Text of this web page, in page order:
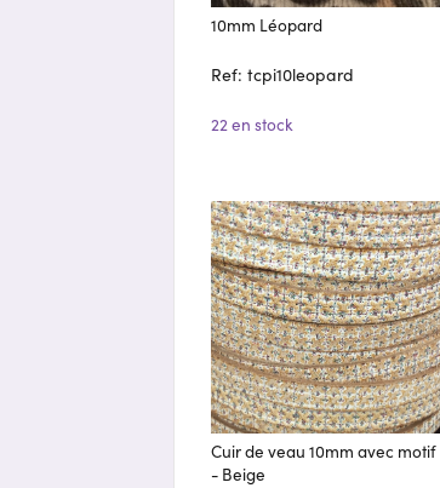
10mm Léopard
Ref: tcpi10leopard
22 en stock
Cuir de veau 10mm avec motif
- Beige